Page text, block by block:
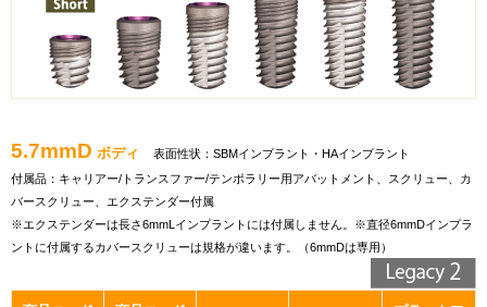
5.7mmD ボディ
表面性状：SBMインプラント・HAインプラント
付属品：キャリアー/トランスファー/テンポラリー用アバットメント、スクリュー、カ
バースクリュー、エクステンダー付属
※エクステンダーは長さ6mmLインプラントには付属しません。※直径6mmDインプラ
ントに付属するカバースクリューは規格が違います。（6mmDは専用）